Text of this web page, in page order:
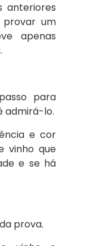
anteriores
provar um
apenas
para
admirá-lo.
e cor
vinho que
e se há
prova.